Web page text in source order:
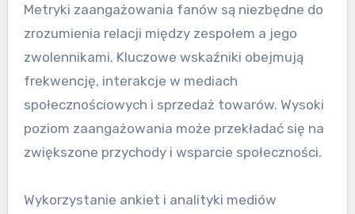
Metryki zaangażowania fanów są niezbędne do
zrozumienia relacji między zespołem a jego
zwolennikami. Kluczowe wskaźniki obejmują
frekwencję, interakcje w mediach
społecznościowych i sprzedaż towarów. Wysoki
poziom zaangażowania może przekładać się na
zwiększone przychody i wsparcie społeczności.
Wykorzystanie ankiet i analityki mediów